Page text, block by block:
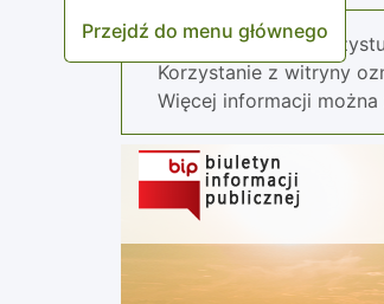
Przejdź do menu głównego
Nasza strona
Korzystanie z witryny
Więcej informacji